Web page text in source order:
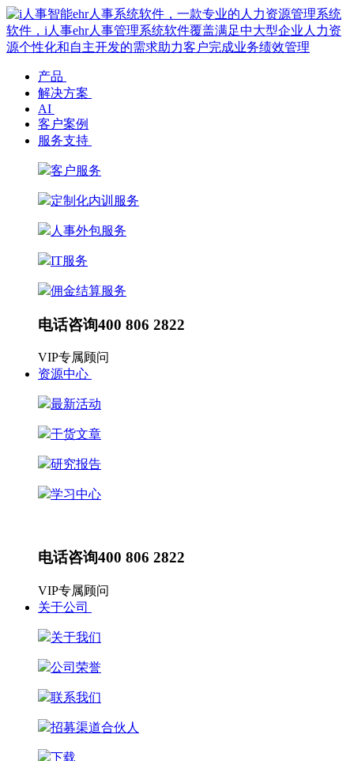
产品
解决方案
AI
客户案例
服务支持
客户服务
定制化内训服务
人事外包服务
IT服务
佣金结算服务
电话咨询400 806 2822
VIP专属顾问
资源中心
最新活动
干货文章
研究报告
学习中心
电话咨询400 806 2822
VIP专属顾问
关于公司
关于我们
公司荣誉
联系我们
招募渠道合伙人
下载